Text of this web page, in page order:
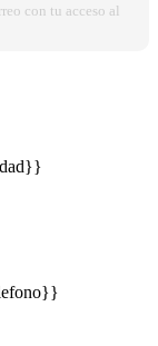
con tu acceso al